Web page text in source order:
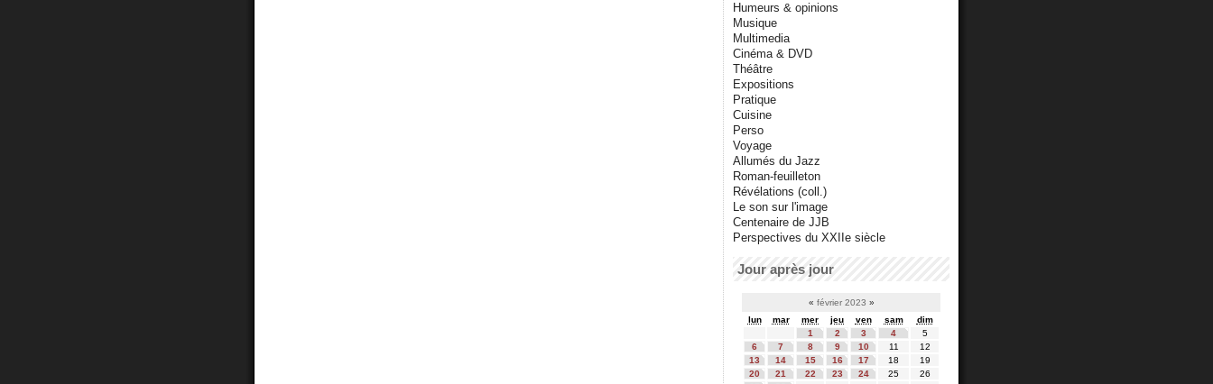
Humeurs & opinions
Musique
Multimedia
Cinéma & DVD
Théâtre
Expositions
Pratique
Cuisine
Perso
Voyage
Allumés du Jazz
Roman-feuilleton
Révélations (coll.)
Le son sur l'image
Centenaire de JJB
Perspectives du XXIIe siècle
Jour après jour
« février 2023 »
lun
mar mer jeu ven sam
dim
1
2 3 4
5
6
7 8 9 10 11
12
13
14 15 16 17 18
19
20
21 22 23 24 25
26